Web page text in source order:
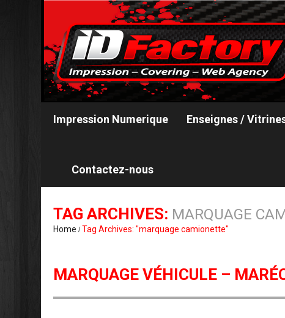
Impression Numerique Enseignes /
Contactez-nous
TAG ARCHIVES: MARQUAGE
Home Tag Archives: "marquage camionette"
MARQUAGE VÉHICULE –